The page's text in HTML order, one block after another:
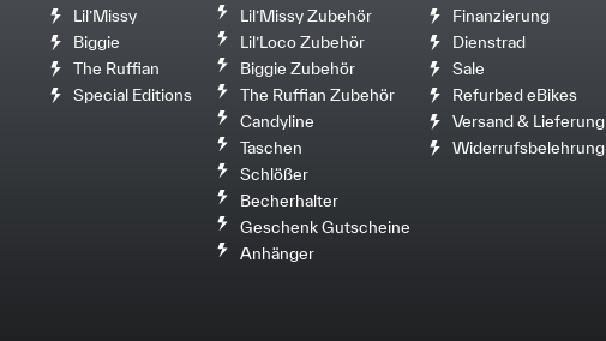
Lil’Missy
Biggie
The Ruffian
Special Editions
Lil’Missy Zubehör
Lil’Loco Zubehör
Biggie Zubehör
The Ruffian Zubehör
Candyline
Taschen
Schlößer
Becherhalter
Geschenk Gutscheine
Anhänger
Finanzierung
Dienstrad
Sale
Refurbed eBikes
Versand & Lieferung
Widerrufsbelehrung